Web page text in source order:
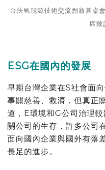
台法氫能源技術交流創新圓桌
席致
ESG在國內的發展
早期台灣企業在S社會面
事關慈善、救濟，但真正
道，E環境和G公司治理
關公司的生存，許多公司
面向國內企業與國外有落
長足的進步。